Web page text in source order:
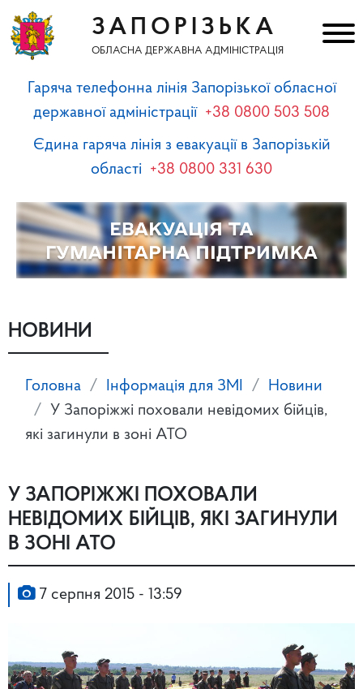
ЗАПОРІЗЬКА
ОБЛАСНА ДЕРЖАВНА АДМІНІСТРАЦІЯ
Гаряча телефонна лінія Запорізької обласної
державної адміністрації +38 0800 503 508
Єдина гаряча лінія з евакуації в Запорізькій
області +38 0800 331 630
НОВИНИ
Головна Інформація для ЗМІ
Новини
У Запоріжжі поховали невідомих бійців,
які загинули в зоні АТО
У ЗАПОРІЖЖІ ПОХОВАЛИ
НЕВІДОМИХ БІЙЦІВ, ЯКІ ЗАГИНУЛИ
В ЗОНІ АТО
7 серпня 2015 - 13:59